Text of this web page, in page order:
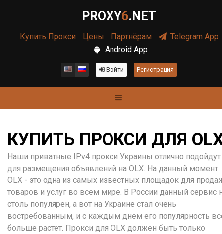
PROXY6.NET
Купить Прокси Цены Партнёрам
Telegram App
Android App
Войти Регистрация
КУПИТЬ ПРОКСИ ДЛЯ
Наши приватные IPv4 прокси Украины отлично подойдут
для размещения объявлений на OLX. На данный момент
OLX - это одна из самых известных площадок для
товаров и услуг во всем мире. В России данный сервис
столь популярен, а вот на Украине стал очень
востребованным, и с каждым днем его популярность
больше растет. Прокси для OLX должен быть только